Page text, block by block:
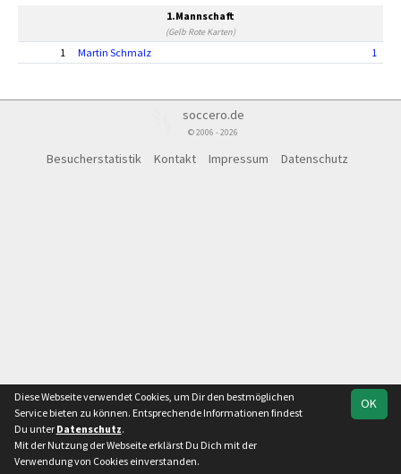
1.Mannschaft
(Gelb Rote Karten)
1 Martin Schmalz 1
soccero.de
© 2006 - 2026
Besucherstatistik Kontakt Impressum Datenschutz
OK
Diese Webseite verwendet Cookies, um Dir den bestmöglichen
Service bieten zu können. Entsprechende Informationen findest
Du unter Datenschutz.
Mit der Nutzung der Webseite erklärst Du Dich mit der
Verwendung von Cookies einverstanden.